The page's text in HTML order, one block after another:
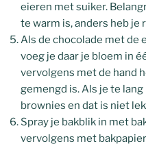
eieren met suiker.
te warm is, anders heb je
Als de chocolade met de
voeg je daar je bloem in
vervolgens met de hand
gemengd is. Als je te
brownies en dat is niet
Spray je bakblik in met
vervolgens met